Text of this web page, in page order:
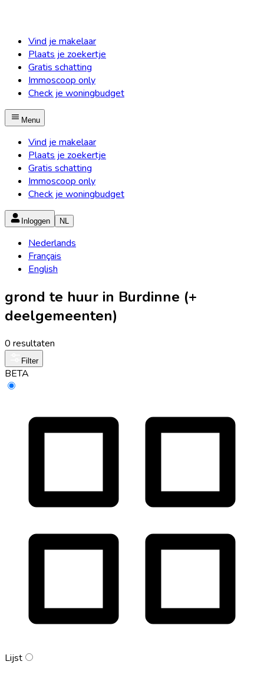
Vind je makelaar
Plaats je zoekertje
Gratis schatting
Immoscoop only
Check je woningbudget
Menu
Vind je makelaar
Plaats je zoekertje
Gratis schatting
Immoscoop only
Check je woningbudget
Inloggen NL
Nederlands
Français
English
grond te huur in Burdinne (+
deelgemeenten)
0 resultaten
Filter
BETA
Lijst